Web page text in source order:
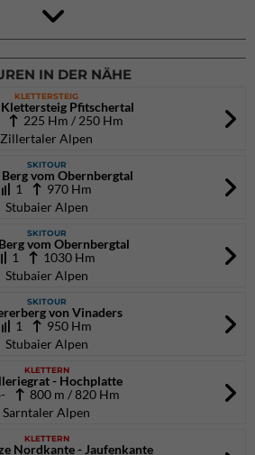
4Blocs KIDS 2026
München Süd (Thalkirchen)
26.09.2026
IN DER NÄHE
KLETTERSTEIG
Pfitschertal
225 Hm / 250 Hm
Zillertaler Alpen
SKITOUR
vom Obernbergtal
1
970 Hm
Stubaier Alpen
SKITOUR
vom Obernbergtal
1
1030 Hm
Stubaier Alpen
SKITOUR
von Vinaders
1
950 Hm
Stubaier Alpen
KLETTERN
- Hochplatte
800 m / 820 Hm
Sarntaler Alpen
KLETTERN
Nordkante - Jaufenkante